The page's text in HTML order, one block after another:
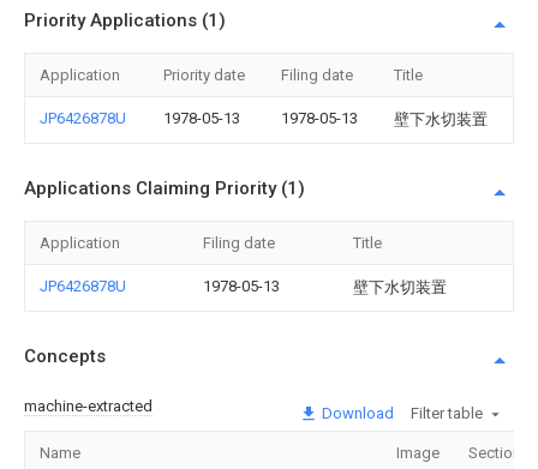
Priority Applications (1)
Application Priority date Filing date Title
JP6426878U 1978-05-13 1978-05-13 壁下水切装置
Applications Claiming Priority (1)
Application Filing date Title
JP6426878U 1978-05-13 壁下水切装置
Concepts
machine-extracted Download Filter table
Name Image Sections